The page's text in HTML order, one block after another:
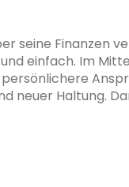
seine Finanzen
einfach. Im
neuer Haltung.